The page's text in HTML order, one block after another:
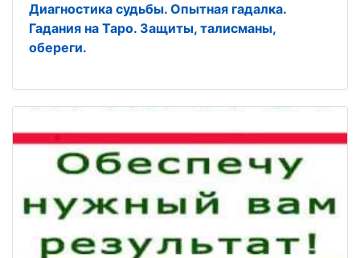
Диагностика судьбы. Опытная гадалка.
Гадания на Таро. Защиты, талисманы,
обереги.